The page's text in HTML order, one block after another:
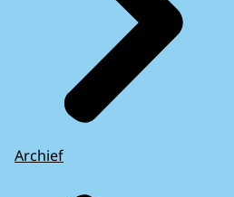
Archief